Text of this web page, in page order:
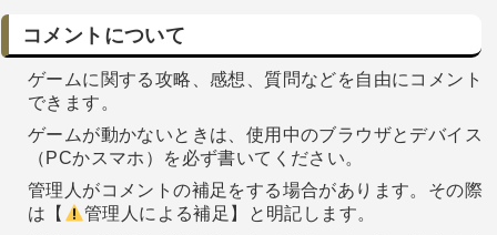
コメントについて
ゲームに関する攻略、感想、質問などを自由にコメント
できます。
ゲームが動かないときは、使用中のブラウザとデバイス
（PCかスマホ）を必ず書いてください。
管理人がコメントの補足をする場合があります。その際
は【
管理人による補足】と明記します。